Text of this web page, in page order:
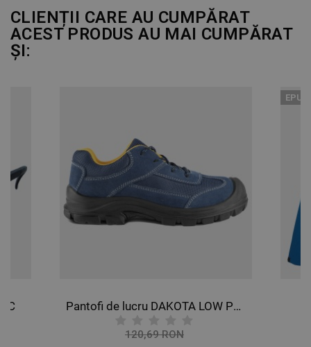
CLIENȚII CARE AU CUMPĂRAT
ACEST PRODUS AU MAI CUMPĂRAT
ȘI:
C Pantofi de lucru DAKOTA LOW PRO O1
120,69 RON